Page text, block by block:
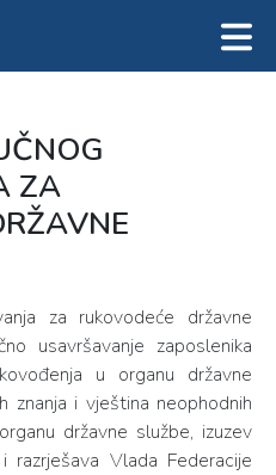
ZA
za rukovodeće državne
usavršavanje zaposlenika
u organu državne
znanja i vještina neophodnih
državne službe, izuzev
Vlada Federacije